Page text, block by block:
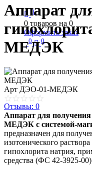
0
0 товаров на 0
Оформить заказ
0 0
Аппарат
МЕДЭК
Арт ДЭО-01-МЕДЭК
Отзывы: 0
Аппарат для
МЕДЭК с системой-
предназначен для
изотонического
гипохлорита натрия,
средства (ФС 42-3925-